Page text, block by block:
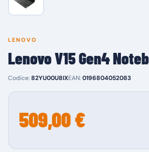
LENOVO
Lenovo V15 Gen4
Codice:82YU00U8IXEAN:0196804052083
509,00 €